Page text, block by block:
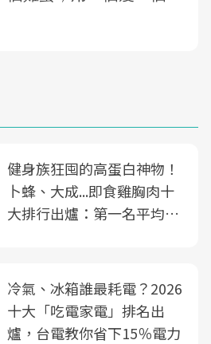
健身族狂囤的高蛋白神物！
卜蜂、大成...即食雞胸肉十
大排行出爐：第一名平均一
冷氣、冰箱誰最耗電？2026
十大「吃電家電」排名出
爐，台電教你省下15％電力